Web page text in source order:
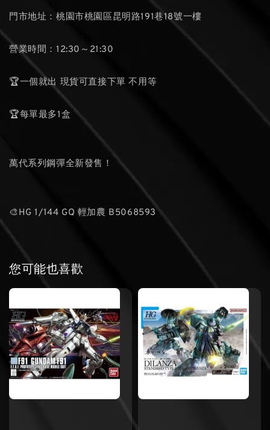
門市地址：桃園市桃園區昆明路191巷18號一樓
營業時間：12:30～21:30
🏆一個就出 現貨可直接下單 不用等
🏆每單最多1盒
萬代系列鋼彈全新發售！
🎨HG 1/144 GQ 輕加農 B5068593
您可能也喜歡